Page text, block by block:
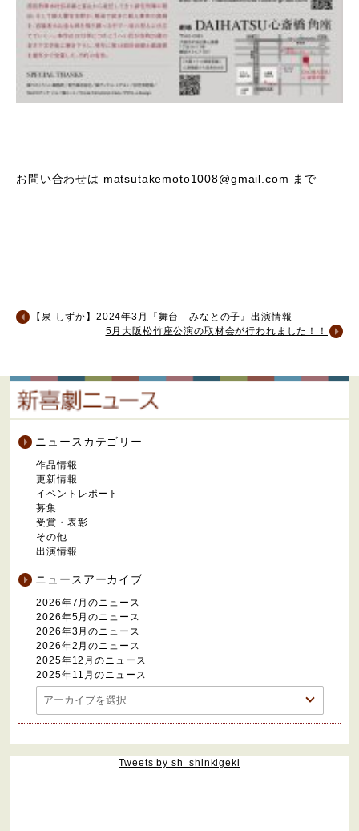
お問い合わせは matsutakemoto1008@gmail.com まで
【泉 しずか】2024年3月『舞台 みなとの子』出演情報
5月大阪松竹座公演の取材会が行われました！！
ニュースカテゴリー
作品情報
更新情報
イベントレポート
募集
受賞・表彰
その他
出演情報
ニュースアーカイブ
2026年7月のニュース
2026年5月のニュース
2026年3月のニュース
2026年2月のニュース
2025年12月のニュース
2025年11月のニュース
Tweets by sh_shinkigeki